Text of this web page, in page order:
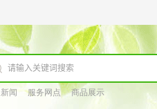
闻
服务网点 商品展示